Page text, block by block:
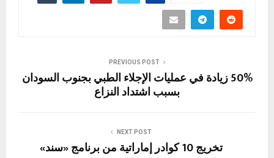
PREVIOUS POST
50% زيادة في عمليات الإجلاء الطبي بجنوب السودان
بسبب اشتداد النزاع
NEXT POST
تخريج 10 كوادر إماراتية من برنامج «سند»